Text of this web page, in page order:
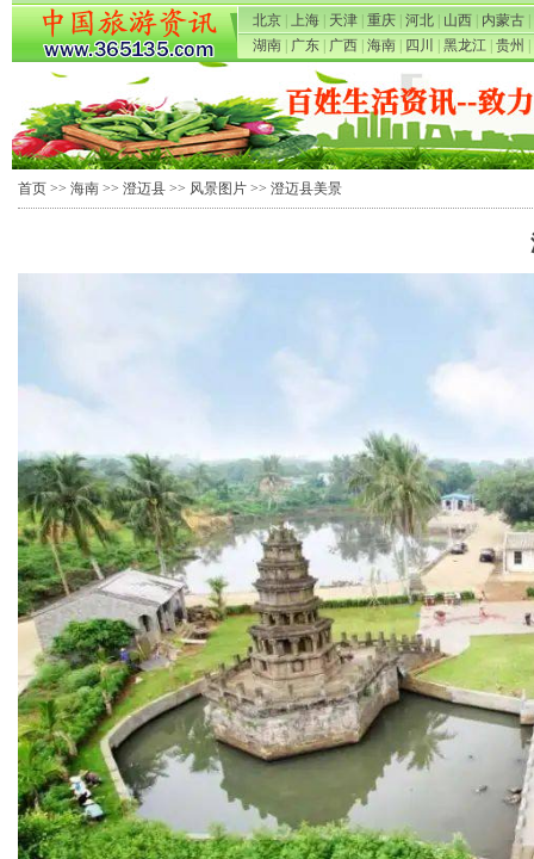
北京 上海 天津 重庆 河北 山西 内蒙古
湖南
广东 广西 海南 四川 黑龙江 贵州
首页 >> 海南 >> 澄迈县 >> 风景图片 >> 澄迈县美景